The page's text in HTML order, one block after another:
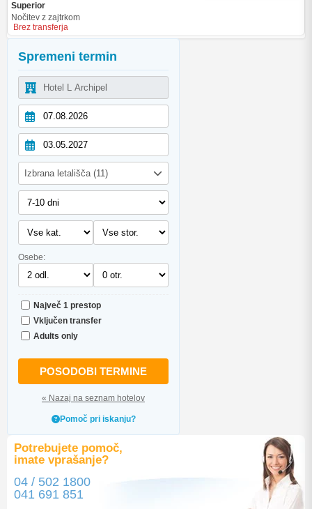
Spremeni termin
Izbrana letališča (11)
Osebe:
Največ 1 prestop
Vključen transfer
Adults only
POSODOBI TERMINE
« Nazaj na seznam hotelov
Pomoč pri iskanju?
Potrebujete pomoč,
imate vprašanje?
04 / 502 1800
041 691 851
Superior
Nočitev z zajtrkom
Brez transferja